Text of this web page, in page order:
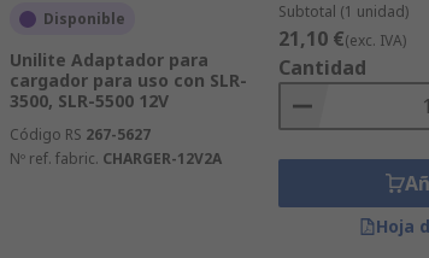
Disponible
Unilite Adaptador para
cargador para uso con SLR-
3500, SLR-5500 12V
Código RS 267-5627
Nº ref. fabric. CHARGER-12V2A
Subtotal (1 unidad)
21,10 €(exc. IVA)
Cantidad
Hoja